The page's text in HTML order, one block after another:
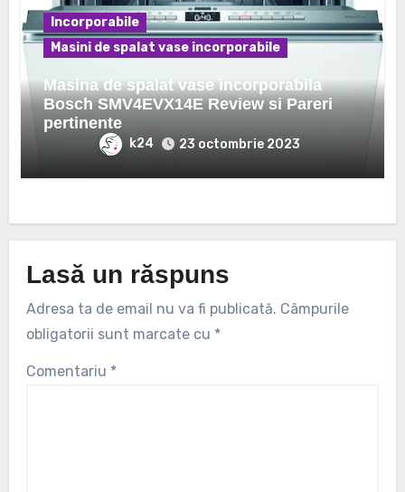
Incorporabile
Masini de spalat vase incorporabile
Masina de spalat vase incorporabila
Bosch SMV4EVX14E Review si Pareri
pertinente
k24 23 octombrie 2023
Lasă un răspuns
Adresa ta de email nu va fi publicată. Câmpurile
obligatorii sunt marcate cu *
Comentariu *